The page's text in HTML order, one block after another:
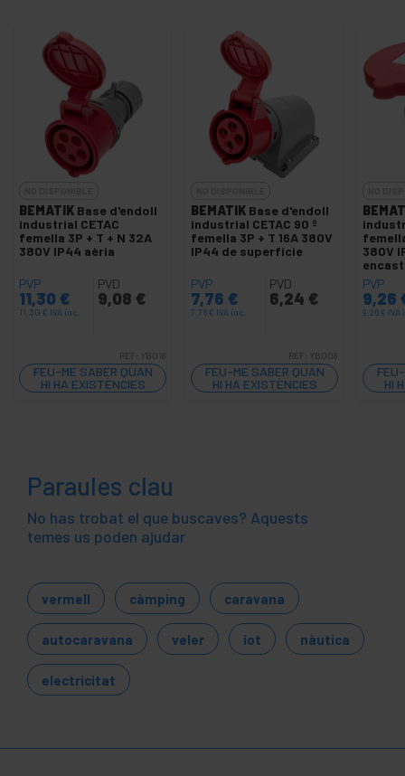
BEMATIK Base d'endoll
industrial CETAC
femella 3P + T + N 32A
380V IP44 aèria
PVP
11,30 €
11,30 € IVA inc.
PVD
9,08 €
REF: YB018
FEU-ME SABER QUAN
HI HA EXISTÈNCIES
BEMATIK Base d'endoll
industrial CETAC 90 º
femella 3P + T 16A 380V
IP44 de superfície
PVP
7,76 €
7,76 € IVA inc.
PVD
6,24 €
REF: YB008
FEU-ME SABER QUAN
HI HA EXISTÈNCIES
380V
PVP
9,26
9,26 € IVA
HI
Paraules clau
No has trobat el que buscaves? Aquests
temes us poden ajudar
vermell càmping caravana
autocaravana veler iot nàutica
electricitat